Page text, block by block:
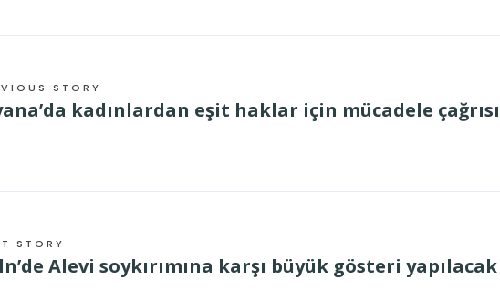
STORY
kadınlardan eşit haklar için mücadele çağrısı
STORY
Alevi soykırımına karşı büyük gösteri yapılacak